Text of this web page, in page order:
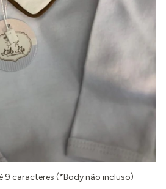
9 caracteres (*Body não incluso)